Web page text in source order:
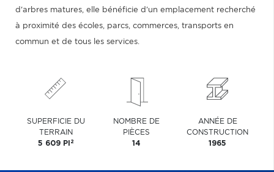
d'arbres matures, elle bénéficie d'un emplacement recherché
à proximité des écoles, parcs, commerces, transports en
commun et de tous les services.
SUPERFICIE DU
TERRAIN
5 609 PI 2
NOMBRE DE
PIÈCES
14
ANNÉE DE
CONSTRUCTION
1965